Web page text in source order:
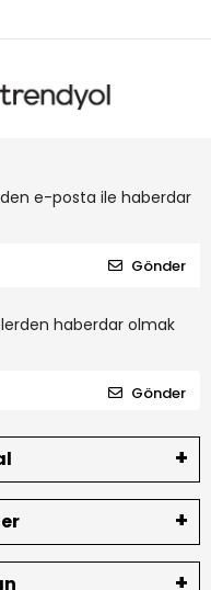
e-posta ile haberdar
Gönder
haberdar olmak
Gönder